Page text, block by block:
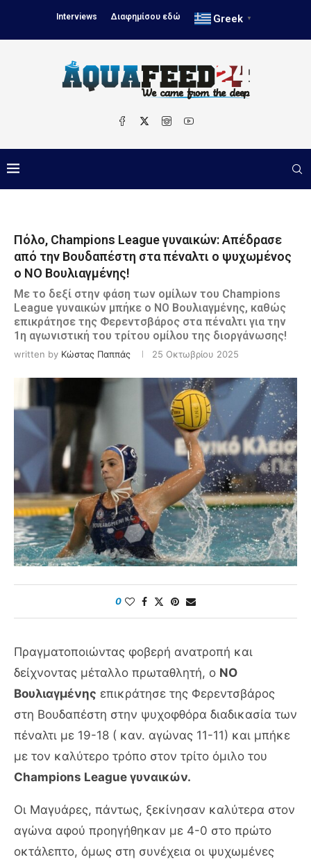
Interviews Διαφημίσου εδώ Greek ▼
Πόλο, Champions League γυναικών: Απέδρασε
από την Βουδαπέστη στα πέναλτι ο ψυχωμένος
ο ΝΟ Βουλιαγμένης!
Με το δεξί στην φάση των ομίλων του Champions
League γυναικών μπήκε ο ΝΟ Βουλιαγμένης, καθώς
επικράτησε της Φερεντσβάρος στα πέναλτι για την
1η αγωνιστική του τρίτου ομίλου της διοργάνωσης!
written by Κώστας Παππάς 25 Οκτωβρίου 2025
0
Πραγματοποιώντας φοβερή ανατροπή και
δείχνοντας μέταλλο πρωταθλητή, ο ΝΟ
Βουλιαγμένης επικράτησε της Φερεντσβάρος
στη Βουδαπέστη στην ψυχοφθόρα διαδικασία των
πέναλτι με 19-18 ( καν. αγώνας 11-11) και μπήκε
με τον καλύτερο τρόπο στον τρίτο όμιλο του
Champions League γυναικών.
Οι Μαγυάρες, πάντως, ξεκίνησαν καλύτερα στον
αγώνα αφού προηγήθηκαν με 4-0 στο πρώτο
οκτάλεπτο, όμως στη συνέχεια οι ψυχωμένες